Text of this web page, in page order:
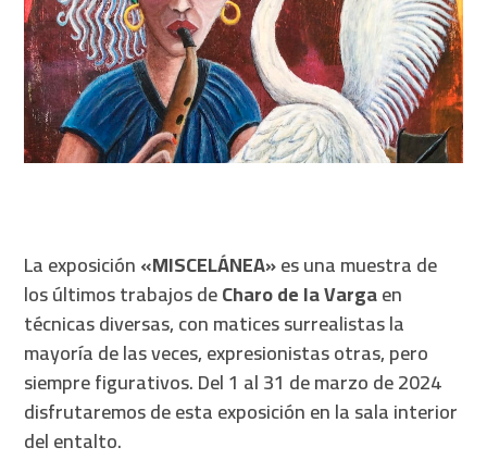
La exposición«MISCELÁNEA»es una muestra de
los últimos trabajos deCharo de la Vargaen
técnicas diversas, con matices surrealistas la
mayoría de las veces, expresionistas otras, pero
siempre figurativos. Del 1 al 31 de marzo de 2024
disfrutaremos de esta exposición en la sala interior
del entalto.